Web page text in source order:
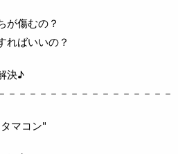
が傷むの？
ればいいの？
決♪
－－－－－－－－－－－－－－－－
マコン"